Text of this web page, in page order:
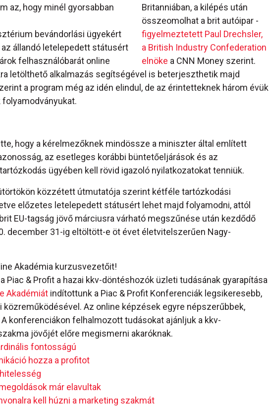
Britanniában, a kilépés után
összeomolhat a brit autóipar -
figyelmeztetett Paul Drechsler,
a British Industry Confederation
elnöke a CNN Money szerint.
az, hogy minél gyorsabban
bevándorlási ügyekért
állandó letelepedett státusért
felhasználóbarát online
letölthető alkalmazás segítségével is beterjeszthetik majd
a program még az idén elindul, de az érintetteknek három évük
folyamodványukat.
hogy a kérelmezőknek mindössze a miniszter által említett
az esetleges korábbi büntetőeljárások és az
ügyében kell rövid igazoló nyilatkozatokat tenniük.
közzétett útmutatója szerint kétféle tartózkodási
előzetes letelepedett státusért lehet majd folyamodni, attól
EU-tagság jövő márciusra várható megszűnése után kezdődő
december 31-ig eltöltött-e öt évet életvitelszerűen Nagy-
Akadémia kurzusvezetőit!
Piac & Profit a hazai kkv-döntéshozók üzleti tudásának gyarapítása
Akadémiát indítottunk a Piac & Profit Konferenciák legsikeresebb,
közreműködésével. Az online képzések egyre népszerűbbek,
konferenciákon felhalmozott tudásokat ajánljuk a kkv-
jövőjét előre megismerni akaróknak.
fontosságú
hozza a profitot
már elavultak
kell húzni a marketing szakmát